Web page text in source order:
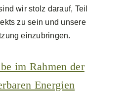
wir stolz darauf, Teil
zu sein und unsere
einzubringen.
im Rahmen der
Energien